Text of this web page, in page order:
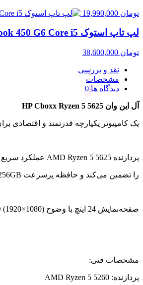
تومان
لپ تاپ استوک HP ProBook 450 G6 Core i5 نسل 8 | 8GB RAM، 500GB HDD
تومان
نقد و بررسی
مشخصات
دیدگاه ها
آل این وان HP Cboxx Ryzen 5 5625
یک کامپیوتر یکپارچه قدرتمند و
پردازنده AMD Ryzen 5 5625 عملکرد سریع و پایدار برای امور روزمره، حسابداری، نرم‌افزارهای اداری، کلاس‌های آنلاین و کارهای چندوظیفه‌ای فراهم می‌کند. در کنار آن، رم 8 گیگابایت اجرای روان برنامه‌ها
را تضمین می‌کند و حافظه پرسرعت SSD 256GB باعث افزایش چشمگیر سرعت بوت سیستم و اجرای نرم‌افزارها می‌شود.
صفحه‌نمایش 24 اینچ با وضوح Full HD (1920×1080) کیفیت تصویر شفاف و مناسب برای کار طولانی‌مدت ارائه می‌دهد.
مشخصات فنی:
پردازنده: AMD Ryzen 5 5260